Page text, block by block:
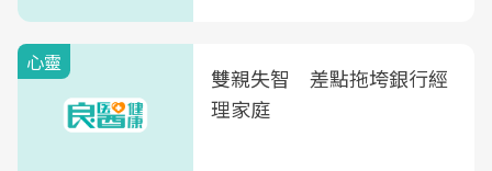
光田醫院建構360度女性健
康照護生態圈
心靈
雙親失智 差點拖垮銀行經
理家庭